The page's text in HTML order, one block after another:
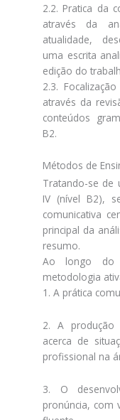
2.2. Pratica da
através da
atualidade,
uma escrita
edição do
2.3.
através da
conteúdos
B2.
Métodos de
Tratando-se de
IV (nível B2),
comunicativa
principal da
resumo.
Ao longo do
metodologia
1. A prática
2. A produção
acerca de
profissional na
3. O
pronúncia, com